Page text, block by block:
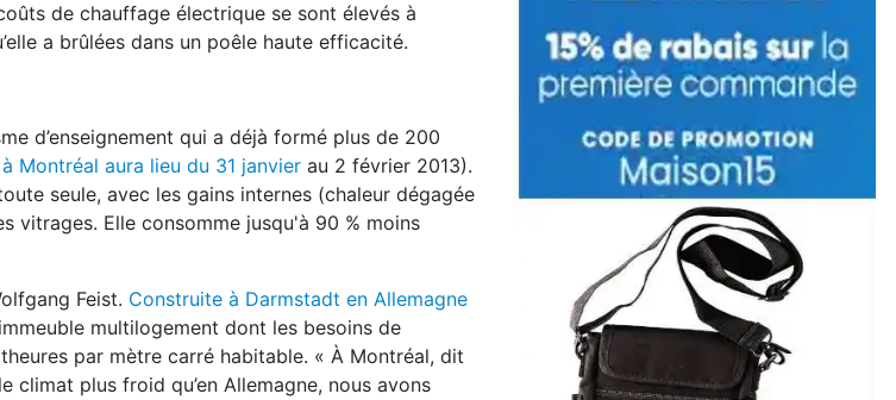
de chauffage électrique se sont élevés à
a brûlées dans un poêle haute efficacité.
d’enseignement qui a déjà formé plus de 200
Montréal aura lieu du 31 janvier au 2 février 2013).
seule, avec les gains internes (chaleur dégagée
vitrages. Elle consomme jusqu'à 90 % moins
Feist. Construite à Darmstadt en Allemagne
multilogement dont les besoins de
par mètre carré habitable. « À Montréal, dit
climat plus froid qu’en Allemagne, nous avons